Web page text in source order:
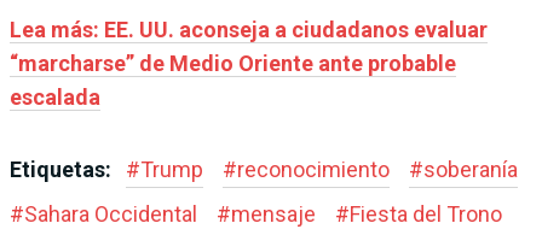
Lea más: EE. UU. aconseja a ciudadanos evaluar
“marcharse” de Medio Oriente ante probable
escalada
Etiquetas: #Trump #reconocimiento #soberanía
#Sahara Occidental #mensaje #Fiesta del Trono